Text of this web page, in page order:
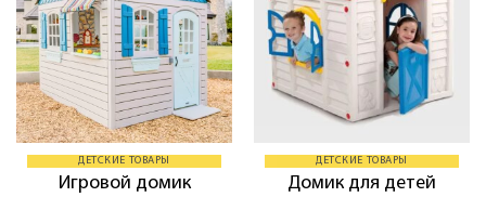
ДЕТСКИЕ ТОВАРЫ
Игровой домик
ДЕТСКИЕ ТОВАРЫ
Домик для детей